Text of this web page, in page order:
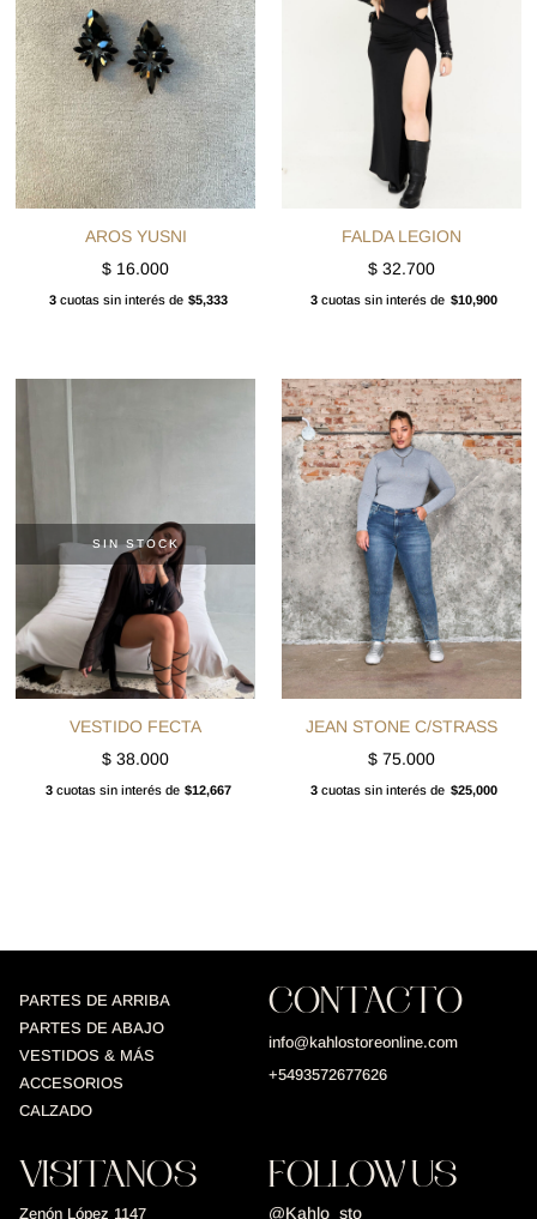
AROS YUSNI
$ 16.000
3cuotas sin interés de $5,333
FALDA LEGION
$32.700
3 cuotas sin interés de $10,900
SIN STOCK
VESTIDO FECTA
$ 38.000
3cuotas sin interés de $12,667
JEAN STONE C/STRASS
$75.000
3 cuotas sin interés de $25,000
PARTES DE ARRIBA
PARTES DE ABAJO
VESTIDOS & MÁS
ACCESORIOS
CALZADO
CONTACTO
info@kahlostoreonline.com
+5493572677626
VISITANOS
Zenón López 1147
FOLLOW US
@Kahlo_sto